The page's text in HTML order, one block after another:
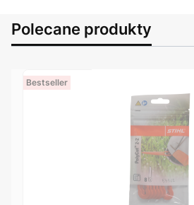
Polecane produkty
Bestseller